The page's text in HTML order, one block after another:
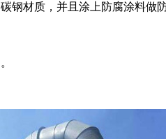
材质，并且涂上防腐涂料